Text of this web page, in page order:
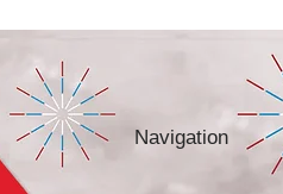
Navigation